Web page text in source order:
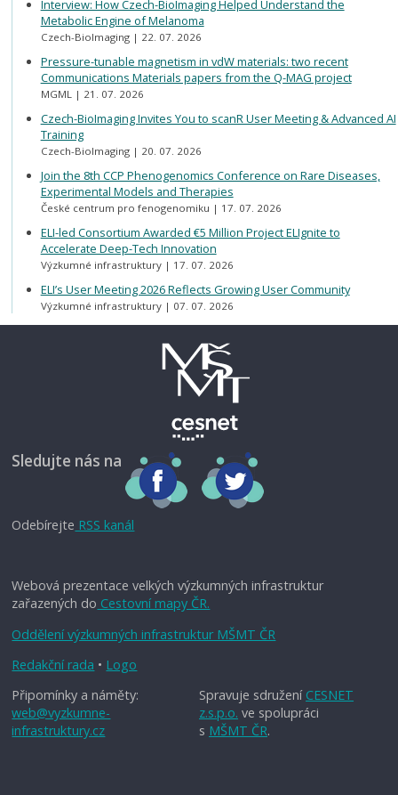
Interview: How Czech-BioImaging Helped Understand the
Metabolic Engine of Melanoma
Czech-BioImaging 22. 07. 2026
Pressure-tunable magnetism in vdW materials: two recent
Communications Materials papers from the Q-MAG project
MGML 21. 07. 2026
Czech-BioImaging Invites You to scanR User Meeting & Advanced AI
Training
Czech-BioImaging 20. 07. 2026
Join the 8th CCP Phenogenomics Conference on Rare Diseases,
Experimental Models and Therapies
České centrum pro fenogenomiku 17. 07. 2026
ELI-led Consortium Awarded €5 Million Project ELIgnite to
Accelerate Deep-Tech Innovation
Výzkumné infrastruktury 17. 07. 2026
ELI’s User Meeting 2026 Reflects Growing User Community
Výzkumné infrastruktury 07. 07. 2026
Sledujte nás na
Odebírejte RSS kanál
Webová prezentace velkých výzkumných infrastruktur
zařazených do Cestovní mapy ČR.
Oddělení výzkumných infrastruktur MŠMT ČR
Redakční rada • Logo
Spravuje sdružení CESNET
z.s.p.o. ve spolupráci
s MŠMT ČR.
Připomínky a náměty:
web@vyzkumne-
infrastruktury.cz